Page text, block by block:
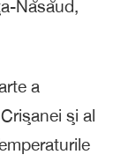
Năsăud,
a
şi al